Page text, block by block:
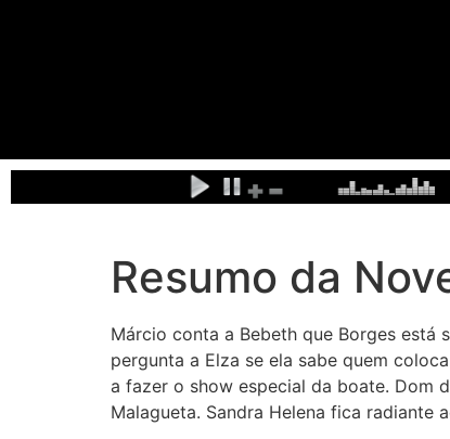
Resumo da
Márcio conta a Bebeth que Borges está
pergunta a Elza se ela sabe quem
a fazer o show especial da boate. Dom
Malagueta. Sandra Helena fica radiante